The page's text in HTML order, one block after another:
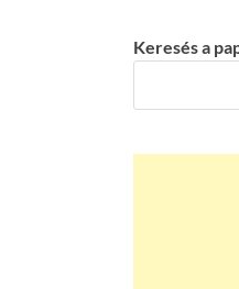
Keresés a